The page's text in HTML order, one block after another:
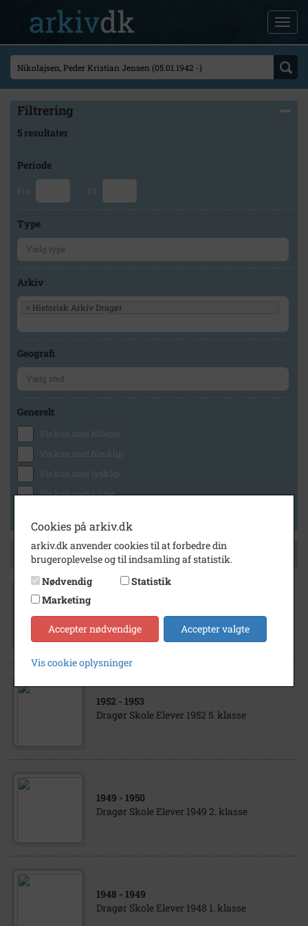
Filtrering
5 resultater
Periode
Fra Til
Type
Arkiv
× Historisk Arkiv Dragør
Geografi
Generelt
Vis kun med billeder
Vis kun med filmklip
Vis kun med lydklip
Vis kun med kilder
Side 1 af 1
Dragør Skole. 4 klasse 1951.
1952 - 1953
Dragør Skole Elever 1952 5. klasse
1949 - 1950
Dragør Skole Elever 1949 2. klasse
1948 - 1949
Dragør Skole Elever 1948 1. klasse
Cookies på arkiv.dk
arkiv.dk anvender cookies til at forbedre din
brugeroplevelse og til indsamling af statistik.
Nødvendig
Statistik
Marketing
Accepter nødvendige Accepter valgte
Vis cookie oplysninger